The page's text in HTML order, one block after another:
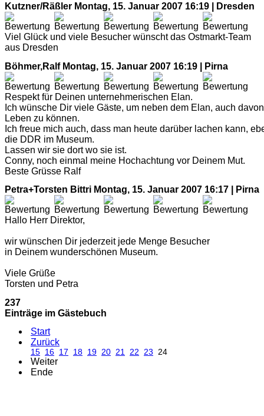
Kutzner/Räßler Montag, 15. Januar 2007 16:19 | Dresden
Viel Glück und viele Besucher wünscht das Ostmarkt-Team
aus Dresden
Böhmer,Ralf Montag, 15. Januar 2007 16:19 | Pirna
Respekt für Deinen unternehmerischen Elan.
Ich wünsche Dir viele Gäste, um neben dem Elan, auch davon
Leben zu können.
Ich freue mich auch, dass man heute darüber lachen kann,
die DDR im Museum.
Lassen wir sie dort wo sie ist.
Conny, noch einmal meine Hochachtung vor Deinem Mut.
Beste Grüsse Ralf
Petra+Torsten Bittri Montag, 15. Januar 2007 16:17 | Pirna
Hallo Herr Direktor,
wir wünschen Dir jederzeit jede Menge Besucher
in Deinem wunderschönen Museum.
Viele Grüße
Torsten und Petra
237
Einträge im Gästebuch
Start
Zurück
15 16 17 18 19 20 21 22 23 24
Weiter
Ende